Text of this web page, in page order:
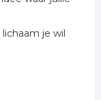
je wil